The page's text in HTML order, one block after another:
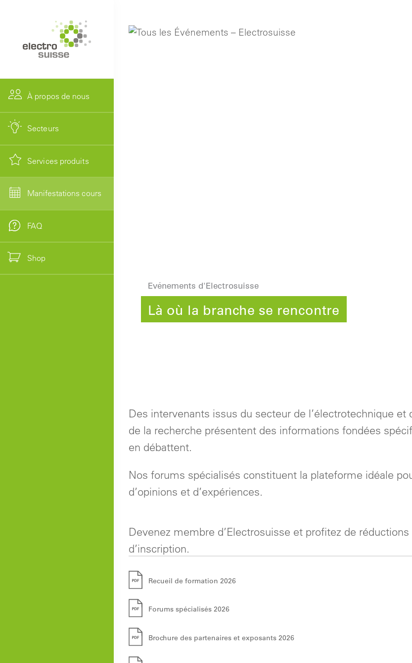
À propos de nous
Secteurs
Services produits
Manifestations cours
FAQ
Shop
Evénements d'Electrosuisse
Là où la branche se rencontre
Des intervenants issus du secteur de l’électrotechnique
de la recherche présentent des informations fondées
en débattent.
Nos forums spécialisés constituent la plateforme idéale
d’opinions et d’expériences.
Devenez membre d’Electrosuisse et profitez de
d’inscription.
Recueil de formation 2026
Forums spécialisés 2026
Brochure des partenaires et exposants 2026